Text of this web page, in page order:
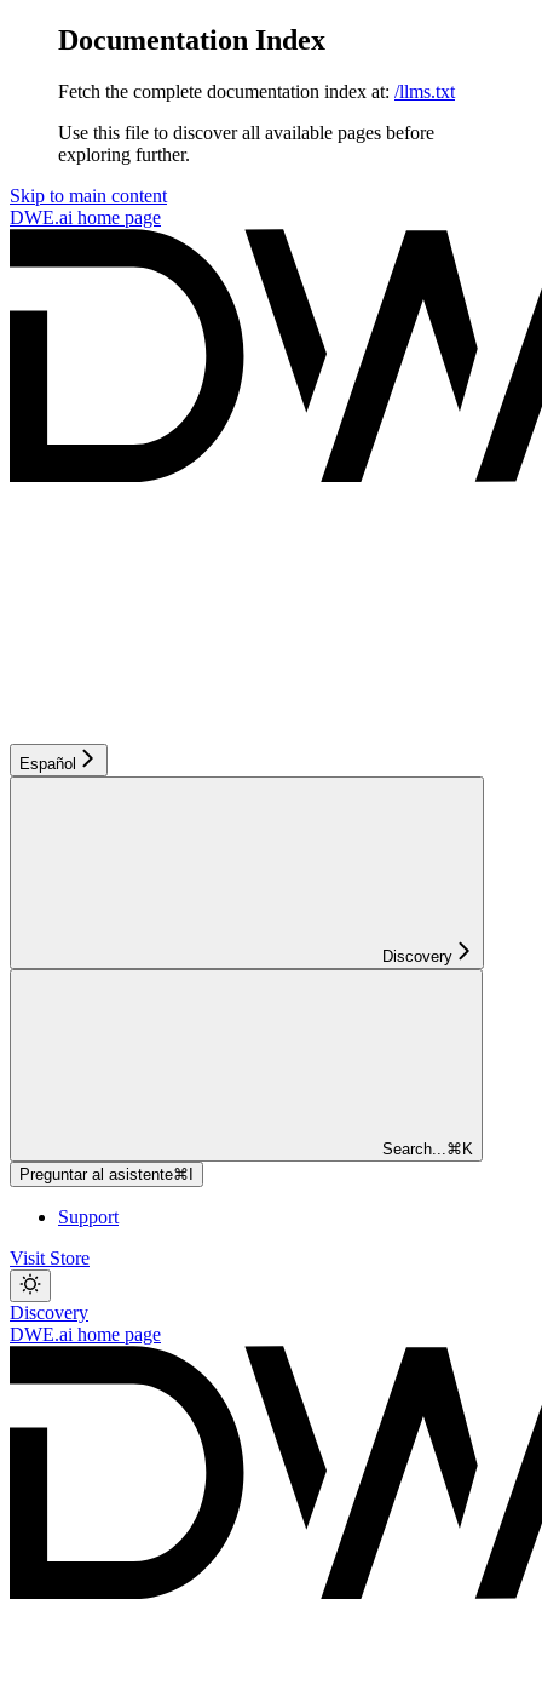
Documentation Index
Fetch the complete documentation index at: /llms.txt
Use this file to discover all available pages before
exploring further.
Skip to main content
DWE.ai home page
Español
Discovery
Search...⌘ K
Preguntar al asistente⌘
Support
Visit Store
Discovery
DWE.ai home page